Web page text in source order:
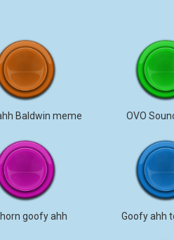
Baldwin meme OVO
goofy ahh Goofy ahh